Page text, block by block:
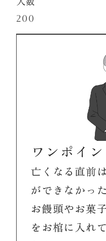
200
ワンポイン
亡くなる直前
ができなかっ
お饅頭やお菓
をお棺に入れ